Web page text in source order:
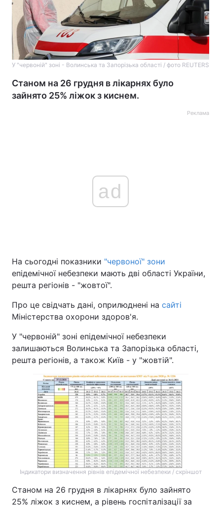
У "червоній" зоні - Волинська та Запорізька області / фото REUTERS
Станом на 26 грудня в лікарнях було
зайнято 25% ліжок з киснем.
Реклама
ad
На сьогодні показники "червоної" зони
епідемічної небезпеки мають дві області України,
решта регіонів - "жовтої".
Про це свідчать дані, оприлюднені на сайті
Міністерства охорони здоров'я.
У "червоній" зоні епідемічної небезпеки
залишаються Волинська та Запорізька області,
решта регіонів, а також Київ - у "жовтій".
Індикатори визначення рівнів епідемічної небезпеки / скріншот
Станом на 26 грудня в лікарнях було зайнято
25% ліжок з киснем, а рівень госпіталізації за